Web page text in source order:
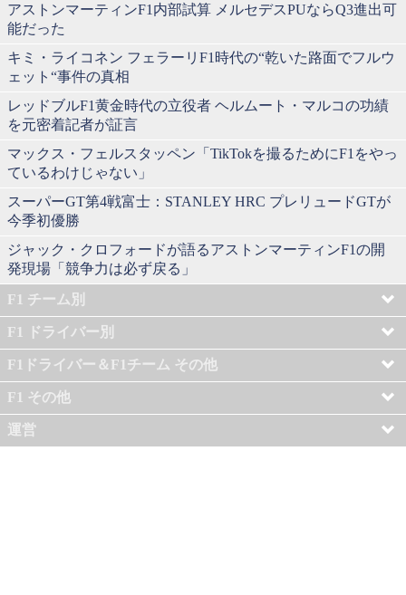
アストンマーティンF1内部試算 メルセデスPUならQ3進出可
能だった
キミ・ライコネン フェラーリF1時代の“乾いた路面でフルウ
ェット“事件の真相
レッドブルF1黄金時代の立役者 ヘルムート・マルコの功績
を元密着記者が証言
マックス・フェルスタッペン「TikTokを撮るためにF1をやっ
ているわけじゃない」
スーパーGT第4戦富士：STANLEY HRC プレリュードGTが
今季初優勝
ジャック・クロフォードが語るアストンマーティンF1の開
発現場「競争力は必ず戻る」
F1 チーム別
F1 ドライバー別
F1ドライバー＆F1チーム その他
F1 その他
運営